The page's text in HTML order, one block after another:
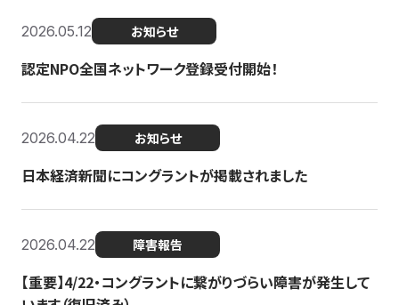
2026.05.12 お知らせ
認定NPO全国ネットワーク登録受付開始！
2026.04.22 お知らせ
日本経済新聞にコングラントが掲載されました
2026.04.22 障害報告
【重要】4/22・コングラントに繋がりづらい障害が発生して